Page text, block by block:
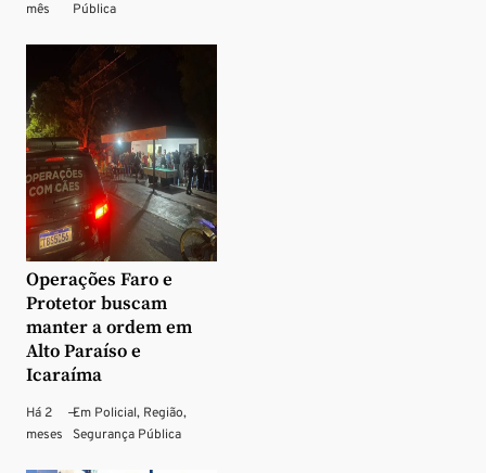
mês
Pública
Operações Faro e
Protetor buscam
manter a ordem em
Alto Paraíso e
Icaraíma
Há 2
meses
—Em Policial, Região,
Segurança Pública